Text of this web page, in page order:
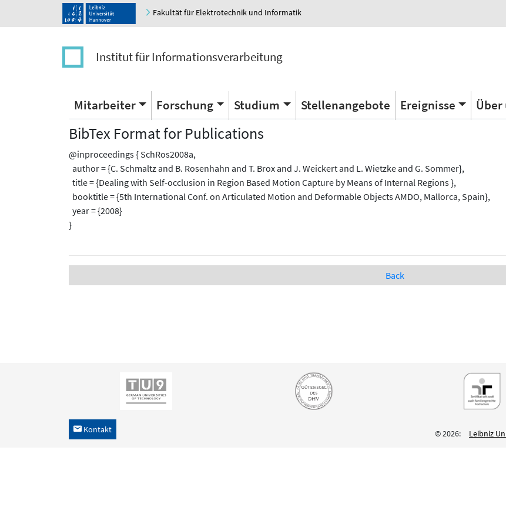
Fakultät für Elektrotechnik und Informatik
Institut für Informationsverarbeitung
Mitarbeiter Forschung Studium Stellenangebote Ereignisse Über
BibTex Format for Publications
@inproceedings { SchRos2008a,
author = {C. Schmaltz and B. Rosenhahn and T. Brox and J. Weickert and L. Wietzke and G. Sommer},
title = {Dealing with Self-occlusion in Region Based Motion Capture by Means of Internal Regions },
booktitle = {5th International Conf. on Articulated Motion and Deformable Objects AMDO, Mallorca, Spain},
year = {2008}
}
Back
h Kontakt © 2026: Leibniz